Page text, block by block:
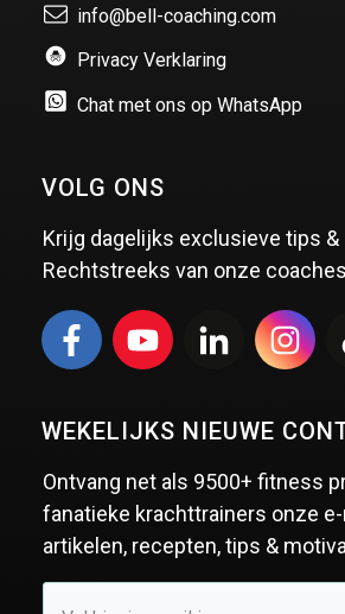
info@bell-coaching.com
Privacy Verklaring
Chat met ons op WhatsApp
VOLG ONS
Krijg dagelijks exclusieve tips &
Rechtstreeks van onze
WEKELIJKS NIEUWE
Ontvang net als 9500+ fitness
fanatieke krachttrainers onze
artikelen, recepten, tips &